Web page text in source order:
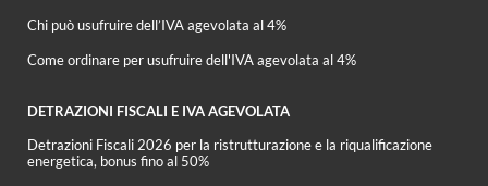
Chi può usufruire dell’IVA agevolata al 4%
Come ordinare per usufruire dell'IVA agevolata al 4%
DETRAZIONI FISCALI E IVA AGEVOLATA
Detrazioni Fiscali 2026 per la ristrutturazione e la riqualificazione
energetica, bonus fino al 50%